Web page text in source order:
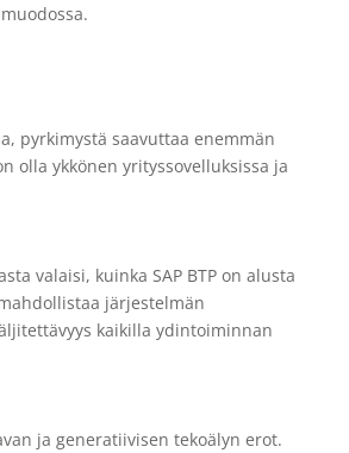
pyrkimystä saavuttaa enemmän
olla ykkönen yrityssovelluksissa ja
valaisi, kuinka SAP BTP on alusta
järjestelmän
kaikilla ydintoiminnan
ja generatiivisen tekoälyn erot.